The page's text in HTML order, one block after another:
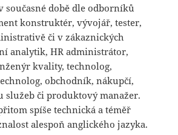
současné době dle odborníků
konstruktér, vývojář, tester,
či v zákaznických
analytik, HR administrátor,
kvality, technolog,
obchodník, nákupčí,
služeb či produktový manažer.
spíše technická a téměř
alespoň anglického jazyka.